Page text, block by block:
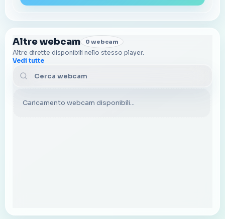
Altre webcam 0 webcam
Altre dirette disponibili nello stesso player.
Vedi tutte
Caricamento webcam disponibili...